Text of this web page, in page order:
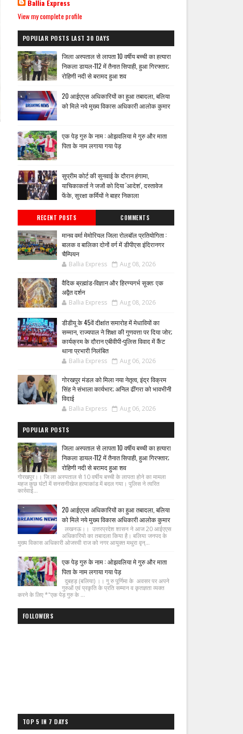
Ballia Express
View my complete profile
POPULAR POSTS LAST 30 DAYS
जिला अस्पताल से लापता 10 वर्षीय बच्ची का हत्यारा
निकला डायल-112 में तैनात सिपाही, हुआ गिरफ्तार;
रोहिणी नदी से बरामद हुआ शव
20 आईएएस अधिकारियों का हुआ तबादला, बलिया
को मिले नये मुख्य विकास अधिकारी आलोक कुमार
एक पेड़ गुरु के नाम : ओझवलिया मे गुरु और माता
पिता के नाम लगाया गया पेड़
सुप्रीम कोर्ट की सुनवाई के दौरान हंगामा,
याचिकाकर्ता ने जजों को दिया 'आदेश', दस्तावेज
फेंके, सुरक्षा कर्मियों ने बाहर निकाला
RECENT POSTS COMMENTS
मानव वर्मा मेमोरियल जिला रोलबॉल प्रतियोगिता :
बालक व बालिका दोनों वर्ग में डीपीएस इंदिरानगर
चैम्पियन
Ballia Express Aug 08, 2026
वैदिक ब्रह्मांड-विज्ञान और हिरण्यगर्भ सूक्त: एक
अद्वैत दर्शन
Ballia Express Aug 08, 2026
डीडीयू के 45वें दीक्षांत समारोह में मेधावियों का
सम्मान, राज्यपाल ने शिक्षा की गुणवत्ता पर दिया जोर;
कार्यक्रम के दौरान एबीवीपी-पुलिस विवाद में कैंट
थाना प्रभारी निलंबित
Ballia Express Aug 06, 2026
गोरखपुर मंडल को मिला नया नेतृत्व, इंद्र विक्रम
सिंह ने संभाला कार्यभार; अनिल ढींगरा को भावभीनी
विदाई
Ballia Express Aug 06, 2026
POPULAR POSTS
जिला अस्पताल से लापता 10 वर्षीय बच्ची का हत्यारा
निकला डायल-112 में तैनात सिपाही, हुआ गिरफ्तार;
रोहिणी नदी से बरामद हुआ शव
गोरखपुर।। जि ला अस्पताल से 10 वर्षीय बच्ची के लापता होने का मामला
महज कुछ घंटों में सनसनीखेज हत्याकांड में बदल गया। पुलिस ने त्वरित
कार्रवाई...
20 आईएएस अधिकारियों का हुआ तबादला, बलिया
को मिले नये मुख्य विकास अधिकारी आलोक कुमार
लखनऊ।। उत्तरप्रदेश शासन ने आज 20 आईएएस
अधिकारियो का तबादला किया है। बलिया जनपद के
मुख्य विकास अधिकारी ओजस्वी राज को नगर आयुक्त मथुरा वृन्...
एक पेड़ गुरु के नाम : ओझवलिया मे गुरु और माता
पिता के नाम लगाया गया पेड़
दुबहड़ (बलिया) ।। गु रु पूर्णिमा के अवसर पर अपने
गुरुओं एवं प्रकृति के प्रति सम्मान व कृतज्ञता व्यक्त
करने के लिए *"एक पेड़ गुरु के ...
FOLLOWERS
TOP 5 IN 7 DAYS